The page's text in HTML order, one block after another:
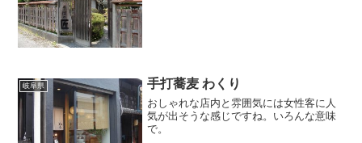
岐阜県 手打蕎麦 わくり
おしゃれな店内と雰囲気には女性客に人
気が出そうな感じですね。いろんな意味
で。